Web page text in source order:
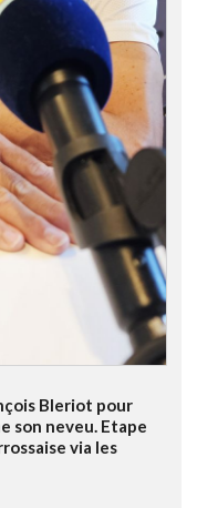
Bleriot pour
son neveu. Etape
via les